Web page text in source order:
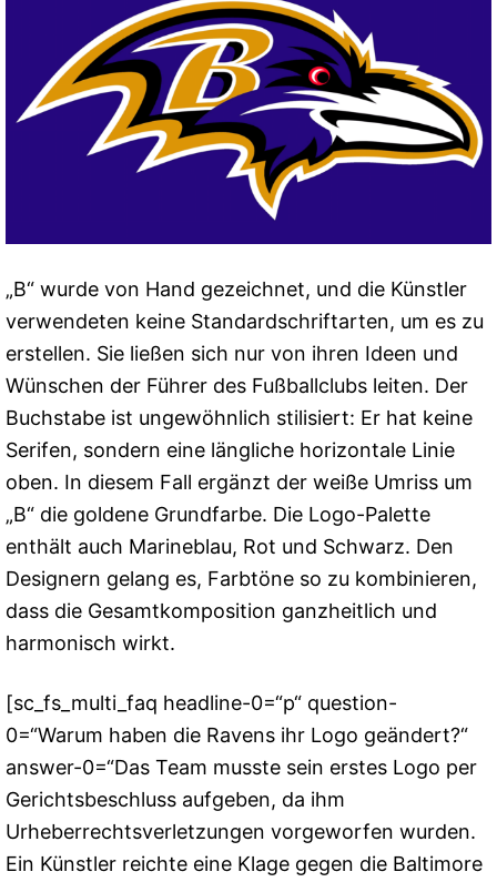
„B“ wurde von Hand gezeichnet, und die Künstler
verwendeten keine Standardschriftarten, um es zu
erstellen. Sie ließen sich nur von ihren Ideen und
Wünschen der Führer des Fußballclubs leiten. Der
Buchstabe ist ungewöhnlich stilisiert: Er hat keine
Serifen, sondern eine längliche horizontale Linie
oben. In diesem Fall ergänzt der weiße Umriss um
„B“ die goldene Grundfarbe. Die Logo-Palette
enthält auch Marineblau, Rot und Schwarz. Den
Designern gelang es, Farbtöne so zu kombinieren,
dass die Gesamtkomposition ganzheitlich und
harmonisch wirkt.
[sc_fs_multi_faq headline-0=“p“ question-
0=“Warum haben die Ravens ihr Logo geändert?“
answer-0=“Das Team musste sein erstes Logo per
Gerichtsbeschluss aufgeben, da ihm
Urheberrechtsverletzungen vorgeworfen wurden.
Ein Künstler reichte eine Klage gegen die Baltimore